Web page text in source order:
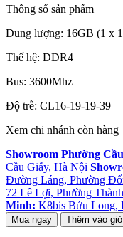
Thông số sản phẩm
Dung lượng: 16GB (1 x
Thế hệ: DDR4
Bus: 3600Mhz
Độ trễ: CL16-19-19-39
Xem chi nhánh còn hàng
Showroom Phường
Cầu Giấy, Hà Nội
Đường Láng, Phường
72 Lê Lợi, Phường
Minh: K8bis Bửu Long,
Mua ngay Thêm vào giỏ